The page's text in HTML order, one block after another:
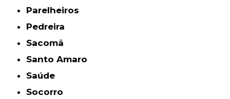
Parelheiros
Pedreira
Sacomã
Santo Amaro
Saúde
Socorro